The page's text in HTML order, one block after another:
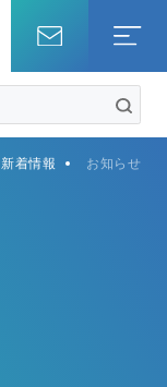
新着情報 お知らせ